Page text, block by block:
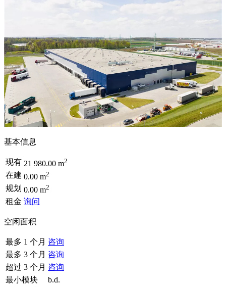
基本信息
现有 21 980.00 m2
在建 0.00 m2
规划 0.00 m2
租金 询问
空闲面积
最多 1 个月 咨询
最多 3 个月 咨询
超过 3 个月 咨询
最小模块
b.d.